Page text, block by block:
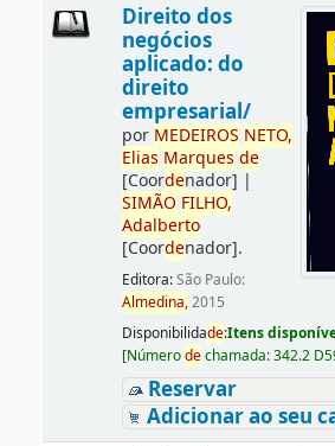
Direito dos
negócios
aplicado: do
direito
empresarial/
por MEDEIROS NETO,
Elias Marques de
[Coordenador] |
SIMÃO FILHO,
Adalberto
[Coordenador].
Editora:São Paulo:
Almedina,2015
Disponibilidade:Itens
[Númerodechamada:342.2
Reservar
Adicionar ao seu